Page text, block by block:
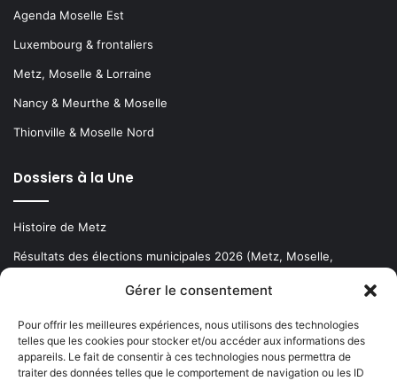
Gérer le consentement
Pour offrir les meilleures expériences, nous utilisons des technologies
telles que les cookies pour stocker et/ou accéder aux informations des
appareils. Le fait de consentir à ces technologies nous permettra de
traiter des données telles que le comportement de navigation ou les ID
Agenda Moselle Est
Luxembourg & frontaliers
Metz, Moselle & Lorraine
Nancy & Meurthe & Moselle
Thionville & Moselle Nord
Dossiers à la Une
Histoire de Metz
Résultats des élections municipales 2026 (Metz, Moselle,
Newsletter gratuite